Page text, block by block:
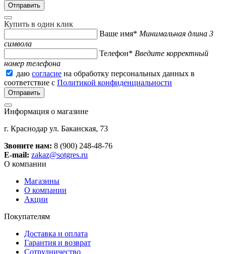
Купить в один клик
Ваше имя* Минимальная длина 3
символа
Телефон* Введите корректный
номер телефона
даю согласие на обработку персональных данных в
соответствие с Политикой конфиденциальности
Информация о магазине
г. Краснодар ул. Баканская, 73
Звоните нам: 8 (900) 248-48-76
E-mail: zakaz@sotgres.ru
О компании
Магазины
О компании
Акции
Покупателям
Доставка и оплата
Гарантия и возврат
Сотрудничество